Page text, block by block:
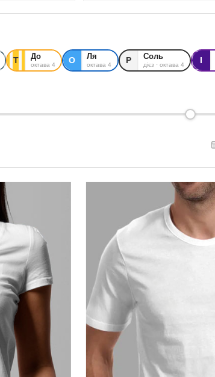
Т До
октава 4 О Ля
октава 4 Р Соль
дієз · октава 4 І